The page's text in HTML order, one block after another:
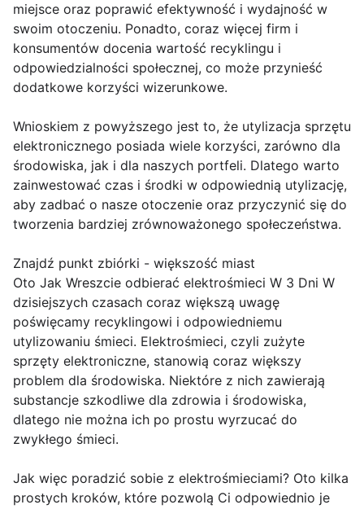
miejsce oraz poprawić efektywność i wydajność w
swoim otoczeniu. Ponadto, coraz więcej firm i
konsumentów docenia wartość recyklingu i
odpowiedzialności społecznej, co może przynieść
dodatkowe korzyści wizerunkowe.
Wnioskiem z powyższego jest to, że utylizacja sprzętu
elektronicznego posiada wiele korzyści, zarówno dla
środowiska, jak i dla naszych portfeli. Dlatego warto
zainwestować czas i środki w odpowiednią utylizację,
aby zadbać o nasze otoczenie oraz przyczynić się do
tworzenia bardziej zrównoważonego społeczeństwa.
Znajdź punkt zbiórki - większość miast
Oto Jak Wreszcie odbierać elektrośmieci W 3 Dni W
dzisiejszych czasach coraz większą uwagę
poświęcamy recyklingowi i odpowiedniemu
utylizowaniu śmieci. Elektrośmieci, czyli zużyte
sprzęty elektroniczne, stanowią coraz większy
problem dla środowiska. Niektóre z nich zawierają
substancje szkodliwe dla zdrowia i środowiska,
dlatego nie można ich po prostu wyrzucać do
zwykłego śmieci.
Jak więc poradzić sobie z elektrośmieciami? Oto kilka
prostych kroków, które pozwolą Ci odpowiednio je